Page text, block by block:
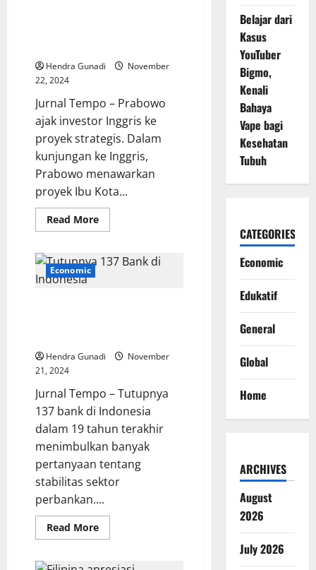
Internasional
Hendra Gunadi
November
22, 2024
Jurnal Tempo – Prabowo
ajak investor Inggris ke
proyek strategis. Dalam
kunjungan ke Inggris,
Prabowo menawarkan
proyek Ibu Kota...
Read MoreRead
more
Ajak
Investor
Economic
Hendra Gunadi
November
21, 2024
Jurnal Tempo – Tutupnya
137 bank di Indonesia
dalam 19 tahun terakhir
menimbulkan banyak
pertanyaan tentang
stabilitas sektor
perbankan....
Read MoreRead
more
Perbankan
Belajar dari
Kasus
YouTuber
Bigmo,
Kenali
Bahaya
Vape bagi
Kesehatan
Tubuh
CATEGORIES
Economic
Edukatif
General
Global
Home
ARCHIVES
August
2026
July 2026